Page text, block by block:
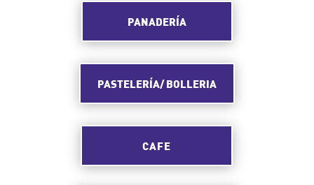
PANADERÍA
PASTELERÍA/ BOLLERIA
CAFE